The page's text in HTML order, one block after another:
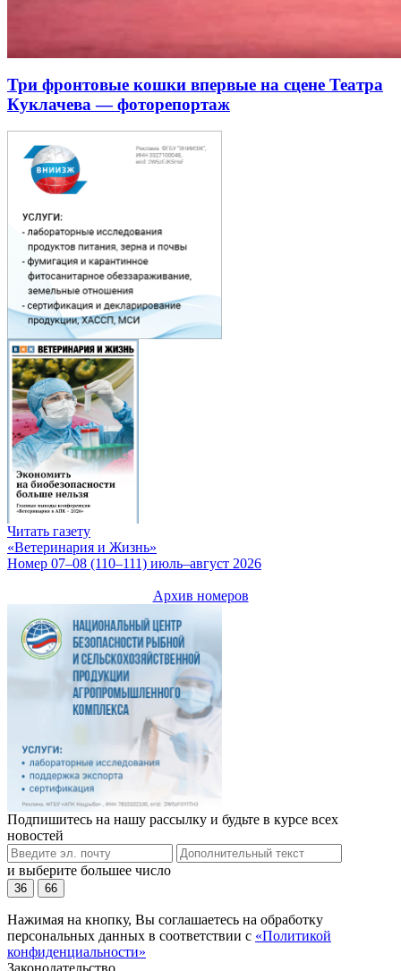
Три фронтовые кошки впервые на сцене Театра
Куклачева — фоторепортаж
Читать газету
«Ветеринария и Жизнь»
Номер 07–08 (110–111) июль–август 2026
Архив номеров
Подпишитесь на нашу рассылку и будьте в курсе всех
новостей
и выберите большее число
36 66
Нажимая на кнопку, Вы соглашаетесь на обработку
персональных данных в соответствии с «Политикой
конфиденциальности»